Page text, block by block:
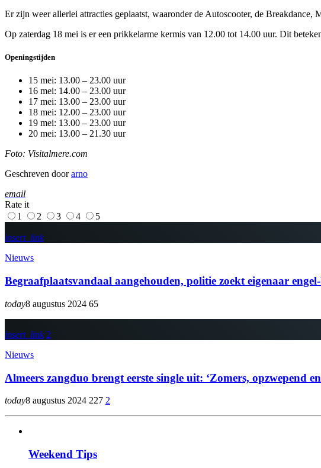
Er zijn weer allerlei attracties geplaatst, waaronder de Autoscooter, de
Op zaterdag 18 mei is er een prikkelarme kermis van 12.00 tot 14.00 uur. Dit
Openingstijden
15 mei: 13.00 – 23.00 uur
16 mei: 14.00 – 23.00 uur
17 mei: 13.00 – 23.00 uur
18 mei: 12.00 – 23.00 uur
19 mei: 13.00 – 23.00 uur
20 mei: 13.00 – 21.30 uur
Foto: Visitalmere.com
Geschreven doorarno
email
Rate it
1
2 3 4 5
insert_link
Nieuws
Begraafplaatsvandaal aangehouden, politie zoekt eigenaar
today8 augustus 2024 65
insert_link 2
Nieuws
Almeers zangduo brengt eerste single uit: ‘Zomers, opzwepend
today8 augustus 2024 227 2
Weekend Tips